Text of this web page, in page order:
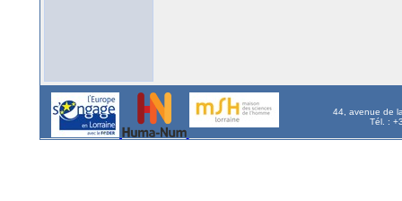
44, avenue de
Tél. :